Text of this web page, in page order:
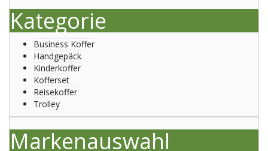
Kategorie
Business Koffer
Handgepäck
Kinderkoffer
Kofferset
Reisekoffer
Trolley
Markenauswahl